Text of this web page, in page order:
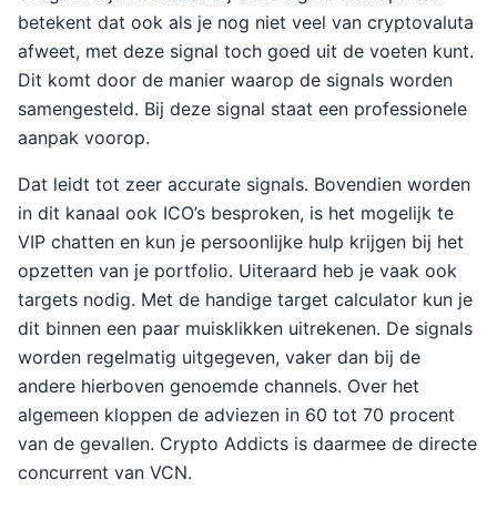
betekent dat ook als je nog niet veel van cryptovaluta
afweet, met deze signal toch goed uit de voeten kunt.
Dit komt door de manier waarop de signals worden
samengesteld. Bij deze signal staat een professionele
aanpak voorop.
Dat leidt tot zeer accurate signals. Bovendien worden
in dit kanaal ook ICO’s besproken, is het mogelijk te
VIP chatten en kun je persoonlijke hulp krijgen bij het
opzetten van je portfolio. Uiteraard heb je vaak ook
targets nodig. Met de handige target calculator kun je
dit binnen een paar muisklikken uitrekenen. De signals
worden regelmatig uitgegeven, vaker dan bij de
andere hierboven genoemde channels. Over het
algemeen kloppen de adviezen in 60 tot 70 procent
van de gevallen. Crypto Addicts is daarmee de directe
concurrent van VCN.